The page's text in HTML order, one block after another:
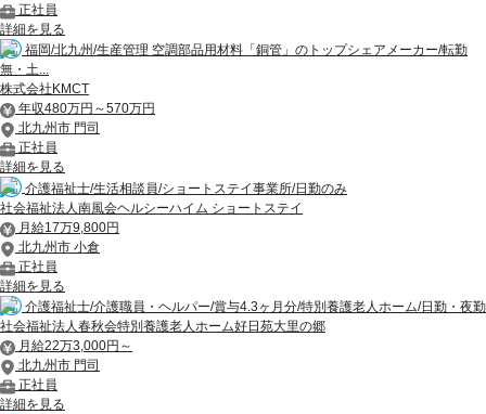
正社員
詳細を見る
福岡/北九州/生産管理 空調部品用材料「銅管」のトップシェアメーカー/転勤
無・土...
株式会社KMCT
年収480万円～570万円
北九州市 門司
正社員
詳細を見る
介護福祉士/生活相談員/ショートステイ事業所/日勤のみ
社会福祉法人南風会ヘルシーハイム ショートステイ
月給17万9,800円
北九州市 小倉
正社員
詳細を見る
介護福祉士/介護職員・ヘルパー/賞与4.3ヶ月分/特別養護老人ホーム/日勤・夜勤
社会福祉法人春秋会特別養護老人ホーム好日苑大里の郷
月給22万3,000円～
北九州市 門司
正社員
詳細を見る